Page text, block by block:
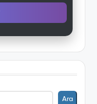
Ara